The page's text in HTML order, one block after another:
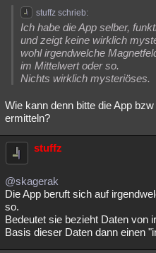
stuffz schrieb:
Ich habe die App selber,
und zeigt keine wirklich
wohl irgendwelche
im Mittelwert oder so.
Nichts wirklich mysteriöses.
Wie kann denn bitte die App
ermitteln?
stuffz
@skagerak
Die App beruft sich auf
so.
Bedeutet sie bezieht Daten von
Basis dieser Daten dann einen